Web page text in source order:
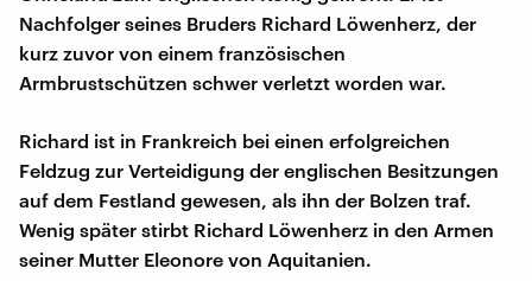
Nachfolger seines Bruders Richard Löwenherz, der
kurz zuvor von einem französischen
Armbrustschützen schwer verletzt worden war.
Richard ist in Frankreich bei einen erfolgreichen
Feldzug zur Verteidigung der englischen Besitzungen
auf dem Festland gewesen, als ihn der Bolzen traf.
Wenig später stirbt Richard Löwenherz in den Armen
seiner Mutter Eleonore von Aquitanien.